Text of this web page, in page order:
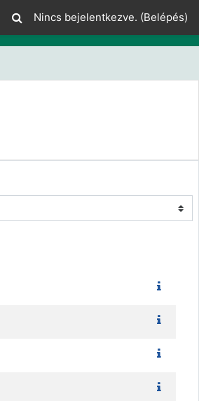
Nincs bejelentkezve. (Belépés)